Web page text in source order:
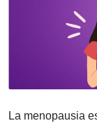
La menopausia